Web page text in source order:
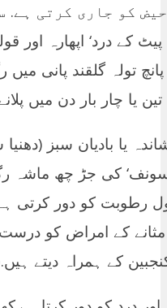
کو جاری کرتی ہے.
سدے نکالتی ہے. مقوی معدہ ہے. 5- پیٹ
تولہ گلقند پانی
چار بار دن میں
یا بادیان سبز
کی جڑ چھ ماشہ
رطوبت کو دور کرتی
کے امراض کو
کے ہمراہ دیتے